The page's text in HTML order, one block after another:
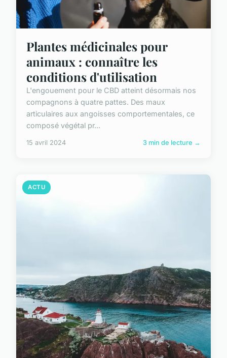
Plantes médicinales pour
animaux : connaître les
conditions d'utilisation
L'engouement pour le CBD atteint désormais nos
compagnons à quatre pattes. Des maux
articulaires aux angoisses comportementales, ce
composé végétal pr...
15 avril 2024 3 min de lecture →
ACTU